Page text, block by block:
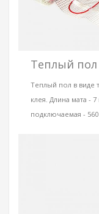
Теплый
Теплый пол в виде
клея. Длина мата -
подключаемая - 560